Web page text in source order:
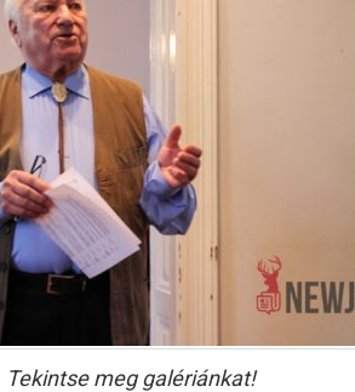
Tekintse meg galériánkat!